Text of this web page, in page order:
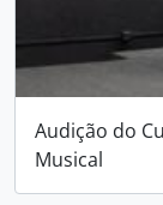
Audição do
Musical